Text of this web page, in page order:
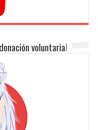
voluntaria!